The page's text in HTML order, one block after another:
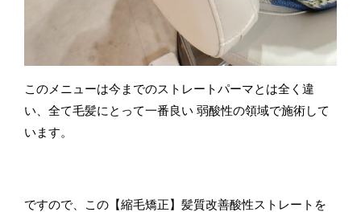
このメニューは今までのストレートパーマとは全く違
い、全て毛髪にとって一番良い 弱酸性の領域で施術して
います。
ですので、この【縮毛矯正】髪質改善酸性ストレートを